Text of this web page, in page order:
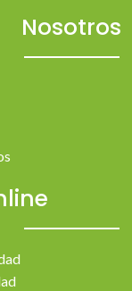
Nosotros